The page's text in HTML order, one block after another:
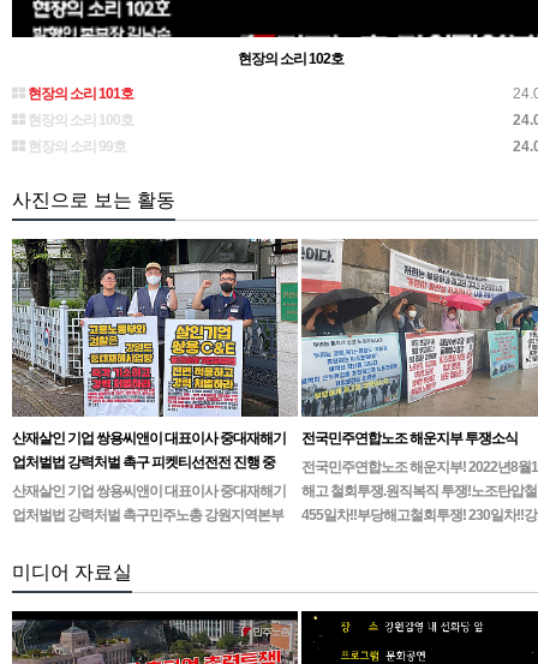
현장의 소리 102호
현장의 소리 101호
현장의 소리 100호
현장의 소리 99호
사진으로 보는 활동
산재살인 기업 쌍용씨앤이 대표이사 중대재해기
업처벌법 강력처벌 촉구 피켓티선전전 진행 중
산재살인 기업 쌍용씨앤이 대표이사 중대재해기
업처벌법 강력처벌 촉구민주노총 강원지역본부
1인시위 진…
전국민주연합노조 해운지부 투쟁소식
전국민주연합노조 해운지부! 2022년8월
해고 철회투쟁.원직복직 투쟁!노조탄압
455일차!!부당해고철회투쟁! 230일차!!
미디어 자료실